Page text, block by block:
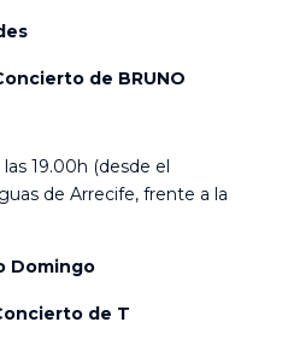
de BRUNO
19.00h (desde el
de Arrecife, frente a la
Domingo
de T